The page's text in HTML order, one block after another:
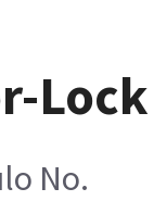
No.